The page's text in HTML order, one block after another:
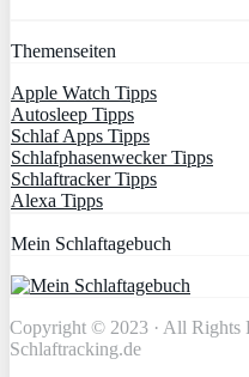
Themenseiten
Apple Watch Tipps
Autosleep Tipps
Schlaf Apps Tipps
Schlafphasenwecker Tipps
Schlaftracker Tipps
Alexa Tipps
Mein Schlaftagebuch
Copyright © 2023 · All Rights
Schlaftracking.de